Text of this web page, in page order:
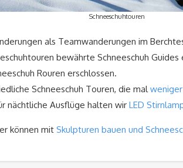
Schneeschuhtouren
als Teamwanderungen im
bewährte Schneeschuh Guides
Rouren erschlossen.
Schneeschuh Touren, die mal weniger
nächtliche Ausflüge halten wir LED
können mit Skulpturen bauen und